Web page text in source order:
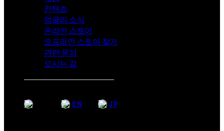
컨텐츠
멍글리 소식
온라인 스토어
오프라인 스토어 찾기
관련 문의
오시는 길
EN JP